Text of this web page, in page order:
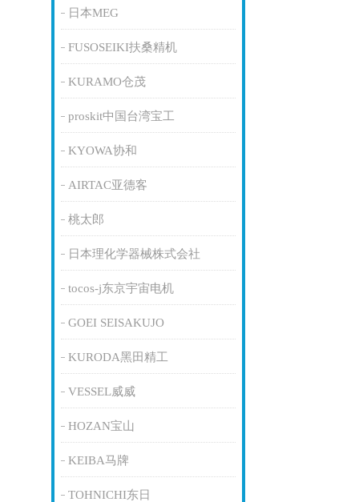
日本MEG
FUSOSEIKI扶桑精机
KURAMO仓茂
proskit中国台湾宝工
KYOWA协和
AIRTAC亚德客
桃太郎
日本理化学器械株式会社
tocos-j东京宇宙电机
GOEI SEISAKUJO
KURODA黑田精工
VESSEL威威
HOZAN宝山
KEIBA马牌
TOHNICHI东日